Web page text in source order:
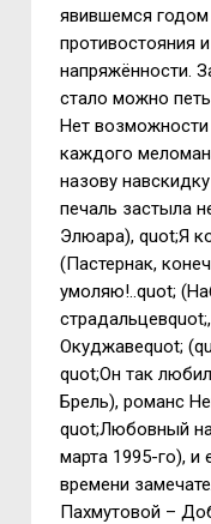
явившемся годом
противостояния
напряжённости.
стало можно
Нет возможности
каждого
назову
печаль застыла
Элюара), quot;Я
(Пастернак,
умоляю!..quot;
Окуджавеquot;
quot;Он так
Брель), романс
quot;Любовный
марта 1995-го), и
времени
Пахмутовой –